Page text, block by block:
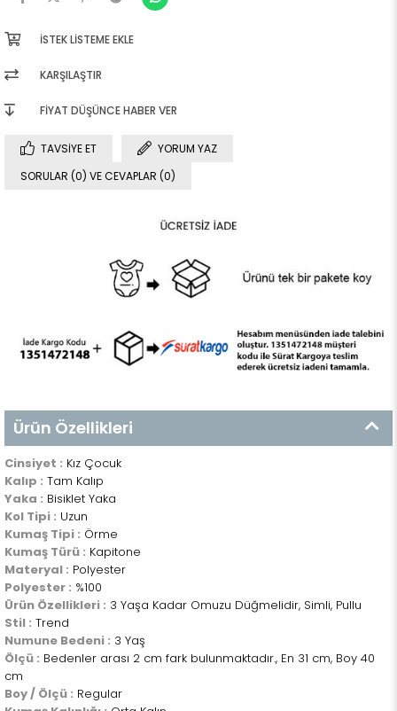
İSTEK LISTEME EKLE
KARŞILAŞTIR
FIYAT DÜŞÜNCE HABER VER
TAVSIYE ET
YORUM YAZ
SORULAR (0) VE CEVAPLAR (0)
Ürün Özellikleri
Cinsiyet : Kız Çocuk
Kalıp : Tam Kalıp
Yaka : Bisiklet Yaka
Kol Tipi : Uzun
Kumaş Tipi : Örme
Kumaş Türü : Kapitone
Materyal : Polyester
Polyester : %100
Ürün Özellikleri : 3 Yaşa Kadar Omuzu Düğmelidir, Simli, Pullu
Stil : Trend
Numune Bedeni : 3 Yaş
Ölçü : Bedenler arası 2 cm fark bulunmaktadır., En 31 cm, Boy 40
cm
Boy / Ölçü : Regular